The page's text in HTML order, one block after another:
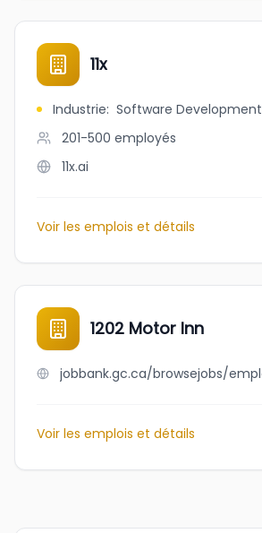
11x
Industrie: Software Development
201-500 employés
11x.ai
Voir les emplois et détails
1202 Motor Inn
Voir les emplois et détails